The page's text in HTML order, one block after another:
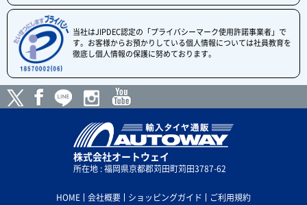
当社はJIPDEC認定の「プライバシーマーク使用許諾事業者」で
す。お客様からお預かりしている個人情報については社員教育を
徹底し個人情報の保護に努めております。
株式会社オートウェイ
所在地 : 福岡県京都郡苅田町苅田3787-62
HOME 会社概要 ショッピングガイド ご利用規約